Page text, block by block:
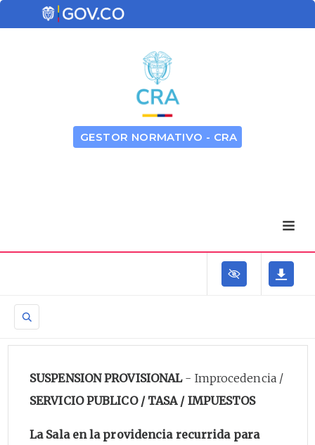
GESTOR NORMATIVO - CRA
SUSPENSION PROVISIONAL- Improcedencia /
SERVICIO PUBLICO / TASA / IMPUESTOS
La Sala en la providencia recurrida para